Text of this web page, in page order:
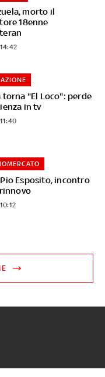
morto il
18enne
torna "El Loco": perde
in tv
Esposito, incontro